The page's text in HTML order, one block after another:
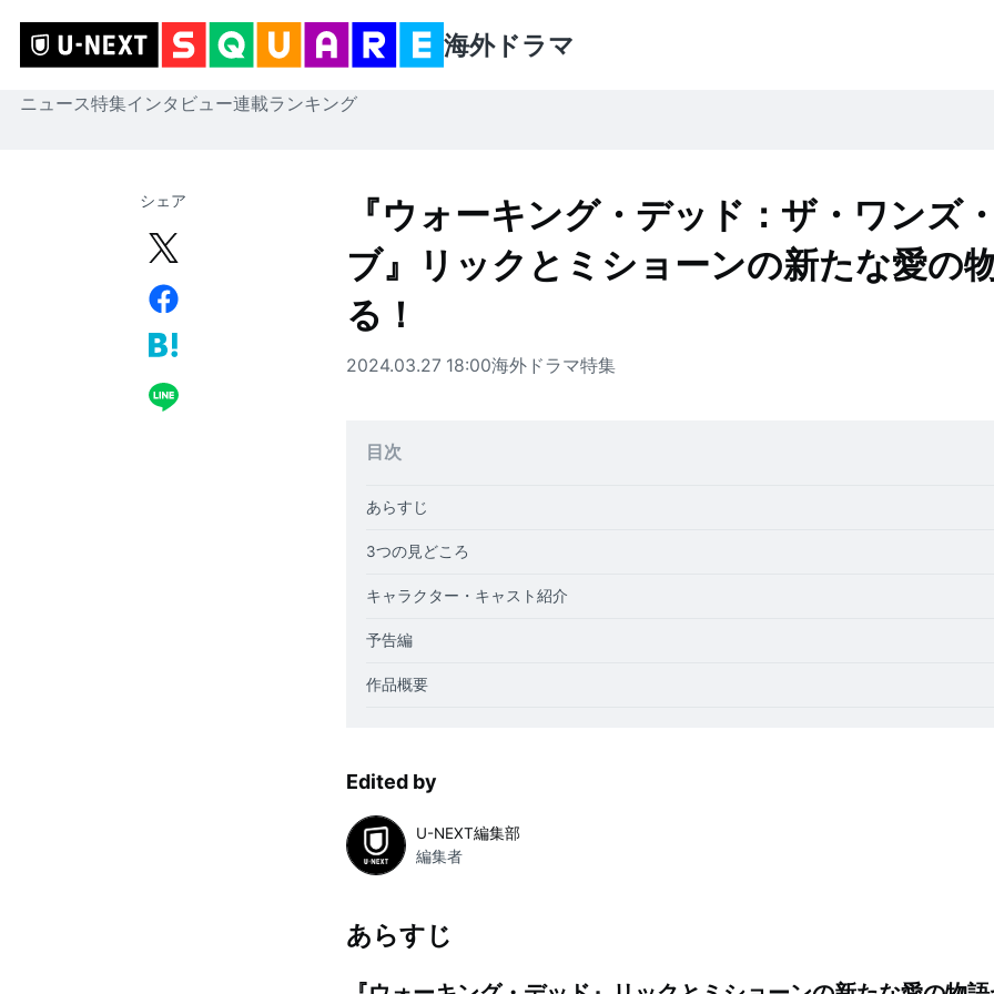
海外ドラマ
ニュース特集インタビュー連載ランキング
シェア
『ウォーキング・デッド：ザ・ワンズ
ブ』リックとミショーンの新たな愛の
る！
2024.03.27 18:00海外ドラマ特集
目次
あらすじ
3つの見どころ
キャラクター・キャスト紹介
予告編
作品概要
Edited by
U-NEXT編集部
編集者
あらすじ